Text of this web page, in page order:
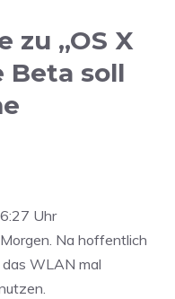
zu „OS X
Beta soll
Uhr
Na hoffentlich
WLAN mal